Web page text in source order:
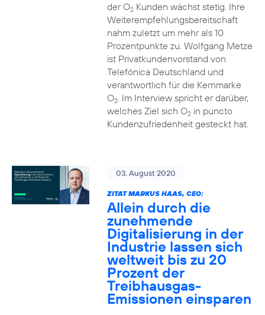
der O2Kunden wächst stetig. Ihre
Weiterempfehlungsbereitschaft
nahm zuletzt um mehr als 10
Prozentpunkte zu. Wolfgang Metze
ist Privatkundenvorstand von
Telefónica Deutschland und
verantwortlich für die Kernmarke
O2. Im Interview spricht er darüber,
welches Ziel sich O2in puncto
Kundenzufriedenheit gesteckt hat.
03. August 2020
ZITAT MARKUS HAAS, CEO:
Allein durch die
zunehmende
Digitalisierung in der
Industrie lassen sich
weltweit bis zu 20
Prozent der
Treibhausgas-
Emissionen einsparen